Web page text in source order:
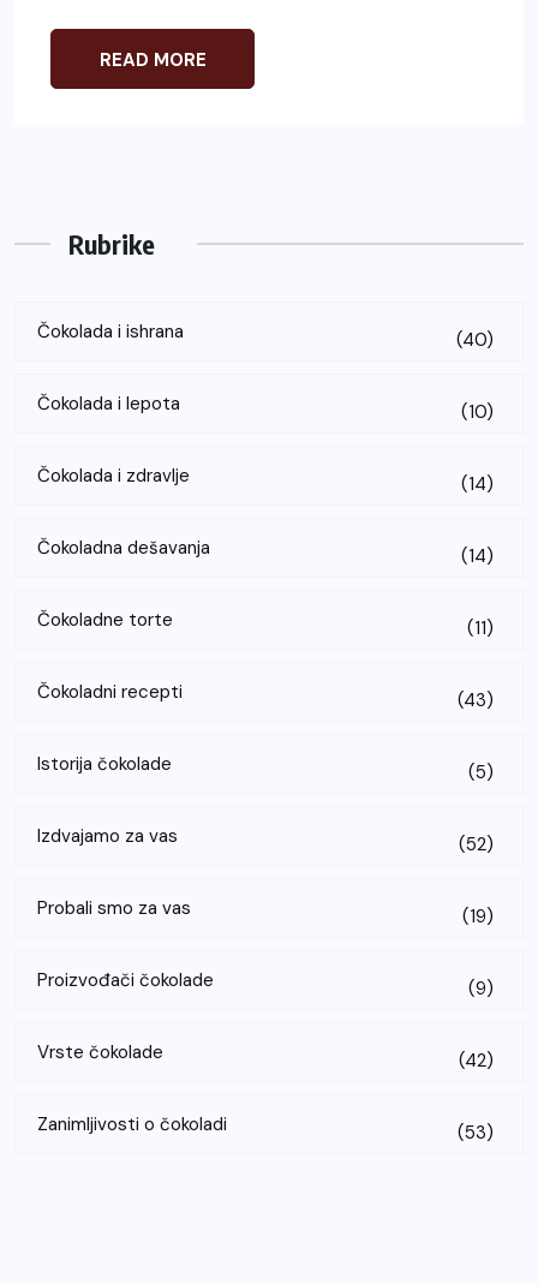
READ MORE
Rubrike
Čokolada i ishrana (40)
Čokolada i lepota (10)
Čokolada i zdravlje (14)
Čokoladna dešavanja (14)
Čokoladne torte (11)
Čokoladni recepti (43)
Istorija čokolade (5)
Izdvajamo za vas (52)
Probali smo za vas (19)
Proizvođači čokolade (9)
Vrste čokolade (42)
Zanimljivosti o čokoladi (53)